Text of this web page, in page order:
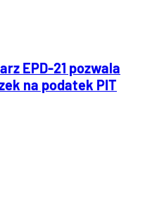
EPD-21 pozwala
na podatek PIT